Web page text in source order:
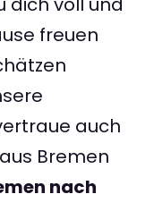
freuen
auch
Bremen
nach